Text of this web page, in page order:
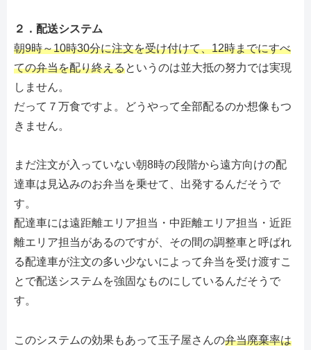
２．配送システム
朝9時～10時30分に注文を受け付けて、12時までにすべ
ての弁当を配り終えるというのは並大抵の努力では実現
しません。
だって７万食ですよ。どうやって全部配るのか想像もつ
きません。
まだ注文が入っていない朝8時の段階から遠方向けの配
達車は見込みのお弁当を乗せて、出発するんだそうで
す。
配達車には遠距離エリア担当・中距離エリア担当・近距
離エリア担当があるのですが、その間の調整車と呼ばれ
る配達車が注文の多い少ないによって弁当を受け渡すこ
とで配送システムを強固なものにしているんだそうで
す。
このシステムの効果もあって玉子屋さんの弁当廃棄率は